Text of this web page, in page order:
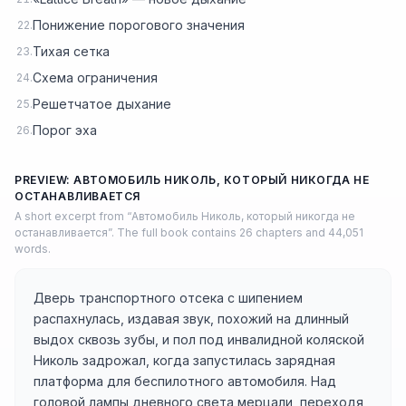
22.Понижение порогового значения
23.Тихая сетка
24.Схема ограничения
25.Решетчатое дыхание
26.Порог эха
PREVIEW: АВТОМОБИЛЬ НИКОЛЬ, КОТОРЫЙ НИКОГДА НЕ
ОСТАНАВЛИВАЕТСЯ
A short excerpt from “Автомобиль Николь, который никогда не
останавливается”. The full book contains 26 chapters and 44,051
words.
Дверь транспортного отсека с шипением
распахнулась, издавая звук, похожий на длинный
выдох сквозь зубы, и пол под инвалидной коляской
Николь задрожал, когда запустилась зарядная
платформа для беспилотного автомобиля. Над
головой лампы дневного света мерцали, переходя